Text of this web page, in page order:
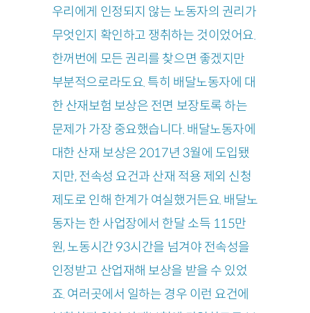
우리에게 인정되지 않는 노동자의 권리가
무엇인지 확인하고 쟁취하는 것이었어요.
한꺼번에 모든 권리를 찾으면 좋겠지만
부분적으로라도요. 특히 배달노동자에 대
한 산재보험 보상은 전면 보장토록 하는
문제가 가장 중요했습니다. 배달노동자에
대한 산재 보상은 2017년 3월에 도입됐
지만, 전속성 요건과 산재 적용 제외 신청
제도로 인해 한계가 여실했거든요. 배달노
동자는 한 사업장에서 한달 소득 115만
원, 노동시간 93시간을 넘겨야 전속성을
인정받고 산업재해 보상을 받을 수 있었
죠. 여러곳에서 일하는 경우 이런 요건에